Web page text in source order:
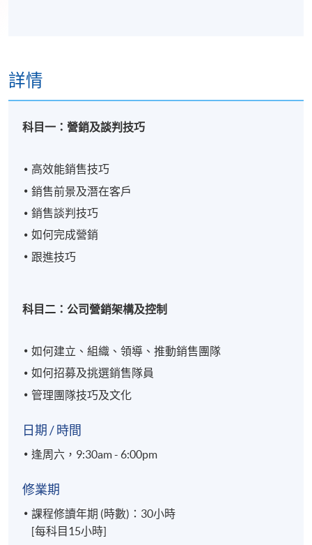
詳情
科目一：營銷及談判技巧
高效能銷售技巧
銷售前景及潛在客戶
銷售談判技巧
如何完成營銷
跟進技巧
科目二：公司營銷架構及控制
如何建立、組織、領導、推動銷售團隊
如何招募及挑選銷售隊員
管理團隊技巧及文化
日期 / 時間
逢周六，9:30am - 6:00pm
修業期
課程修讀年期 (時數)：30小時
[每科目15小時]